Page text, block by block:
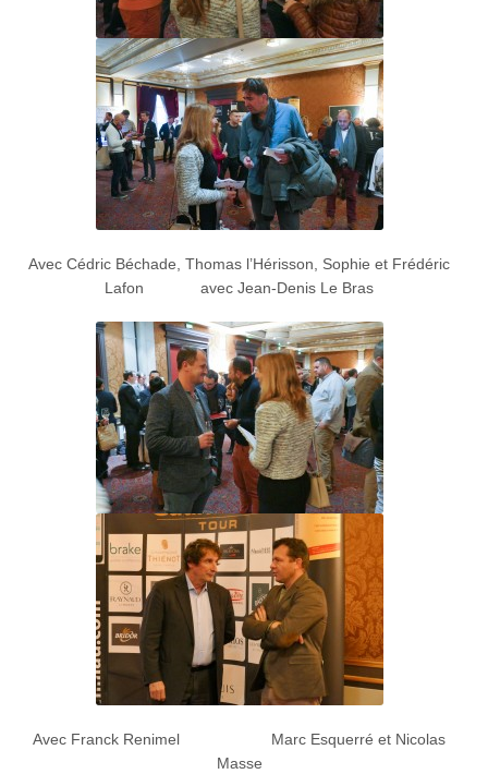
Avec Cédric Béchade, Thomas l’Hérisson, Sophie et Frédéric
Lafon avec Jean-Denis Le Bras
Avec Franck Renimel Marc Esquerré et Nicolas
Masse